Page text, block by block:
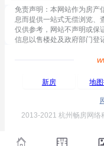
免责声明：本网站作为房产
息而提供一站式无偿浏览、
仅供参考，网站不声明或保
信息以售楼处及政府部门登
新房 地
2013-2021 杭州畅房网络